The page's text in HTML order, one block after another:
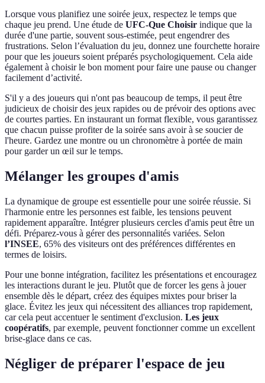
Lorsque vous planifiez une soirée jeux, respectez le temps que
chaque jeu prend. Une étude de UFC-Que Choisir indique que la
durée d'une partie, souvent sous-estimée, peut engendrer des
frustrations. Selon l’évaluation du jeu, donnez une fourchette horaire
pour que les joueurs soient préparés psychologiquement. Cela aide
également à choisir le bon moment pour faire une pause ou changer
facilement d’activité.
S'il y a des joueurs qui n'ont pas beaucoup de temps, il peut être
judicieux de choisir des jeux rapides ou de prévoir des options avec
de courtes parties. En instaurant un format flexible, vous garantissez
que chacun puisse profiter de la soirée sans avoir à se soucier de
l'heure. Gardez une montre ou un chronomètre à portée de main
pour garder un œil sur le temps.
Mélanger les groupes d'amis
La dynamique de groupe est essentielle pour une soirée réussie. Si
l'harmonie entre les personnes est faible, les tensions peuvent
rapidement apparaître. Intégrer plusieurs cercles d'amis peut être un
défi. Préparez-vous à gérer des personnalités variées. Selon
l’INSEE, 65% des visiteurs ont des préférences différentes en
termes de loisirs.
Pour une bonne intégration, facilitez les présentations et encouragez
les interactions durant le jeu. Plutôt que de forcer les gens à jouer
ensemble dès le départ, créez des équipes mixtes pour briser la
glace. Évitez les jeux qui nécessitent des alliances trop rapidement,
car cela peut accentuer le sentiment d'exclusion. Les jeux
coopératifs, par exemple, peuvent fonctionner comme un excellent
brise-glace dans ce cas.
Négliger de préparer l'espace de jeu